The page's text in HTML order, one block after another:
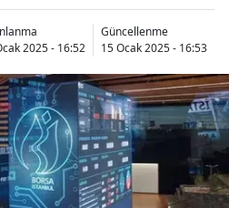
2025 - 16:52
Güncellenme
15 Ocak 2025 - 16:53